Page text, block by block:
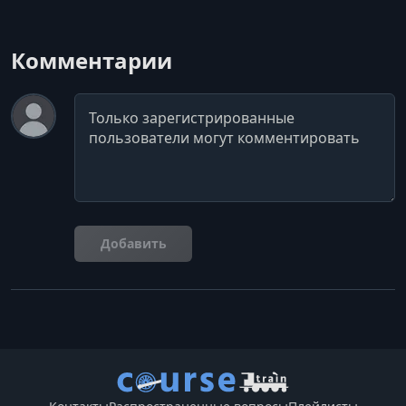
Комментарии
Комментарий
Добавить